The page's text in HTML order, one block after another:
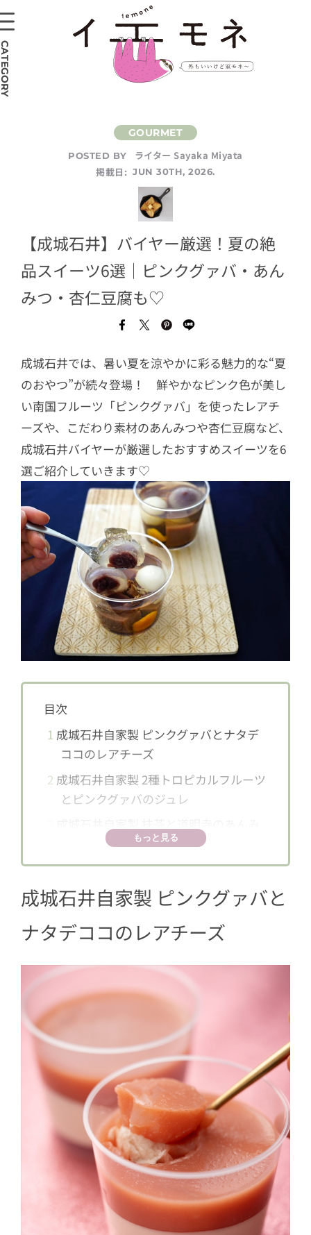
POSTED BY
ライター Sayaka Miyata
掲載日: JUN 30TH, 2026.
【成城石井】バイヤー厳選！夏の絶
品スイーツ6選｜ピンクグァバ・あん
みつ・杏仁豆腐も♡
成城石井では、暑い夏を涼やかに彩る魅力的な“夏
のおやつ”が続々登場！ 鮮やかなピンク色が美し
い南国フルーツ「ピンクグァバ」を使ったレアチ
ーズや、こだわり素材のあんみつや杏仁豆腐など、
成城石井バイヤーが厳選したおすすめスイーツを6
選ご紹介していきます♡
目次
1 成城石井自家製 ピンクグァバとナタデ
ココのレアチーズ
2 成城石井自家製 2種トロピカルフルーツ
とピンクグァバのジュレ
4成城石井自家製 レモンミルクゼリーと4
種フルーツのマチェドニア
成城石井自家製 とろり、とろける杏仁
豆腐 杏ゼリーのせ
もっと見る
成城石井自家製 ピンクグァバと
ナタデココのレアチーズ